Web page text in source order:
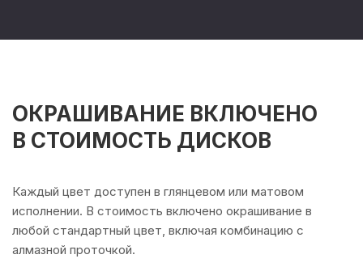
ОКРАШИВАНИЕ ВКЛЮЧЕНО
В СТОИМОСТЬ ДИСКОВ
Каждый цвет доступен в глянцевом или матовом
исполнении. В стоимость включено окрашивание в
любой стандартный цвет, включая комбинацию с
алмазной проточкой.